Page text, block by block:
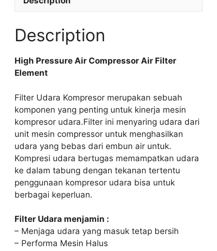
Description
High Pressure Air Compressor Air Filter
Element
Filter Udara Kompresor merupakan sebuah
komponen yang penting untuk kinerja mesin
kompresor udara.Filter ini menyaring udara dari
unit mesin compressor untuk menghasilkan
udara yang bebas dari embun air untuk.
Kompresi udara bertugas memampatkan udara
ke dalam tabung dengan tekanan tertentu
penggunaan kompresor udara bisa untuk
berbagai keperluan.
Filter Udara menjamin :
– Menjaga udara yang masuk tetap bersih
– Performa Mesin Halus